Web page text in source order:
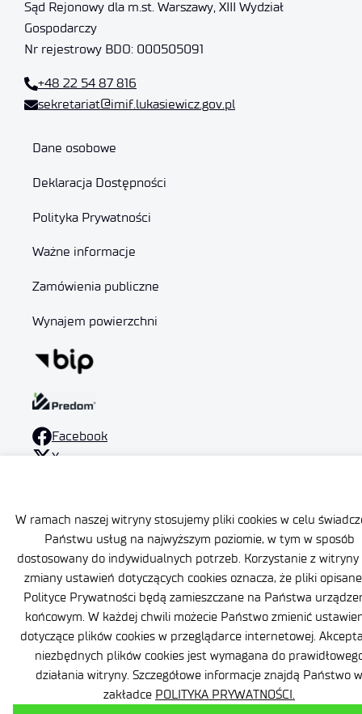
W ramach naszej witryny stosujemy pliki cookies w celu
Państwu usług na najwyższym poziomie, w tym w sposób
dostosowany do indywidualnych potrzeb. Korzystanie z witryny
zmiany ustawień dotyczących cookies oznacza, że pliki
Polityce Prywatności będą zamieszczane na Państwa
końcowym. W każdej chwili możecie Państwo zmienić
dotyczące plików cookies w przeglądarce internetowej.
niezbędnych plików cookies jest wymagana do
działania witryny. Szczegółowe informacje znajdą Państwo w
zakładce POLITYKA PRYWATNOŚCI.
Sąd Rejonowy dla m.st. Warszawy, XIII Wydział
Gospodarczy
Nr rejestrowy BDO: 000505091
+48 22 54 87 816
sekretariat@imif.lukasiewicz.gov.pl
Dane osobowe
Deklaracja Dostępności
Polityka Prywatności
Ważne informacje
Zamówienia publiczne
Wynajem powierzchni
Facebook
X